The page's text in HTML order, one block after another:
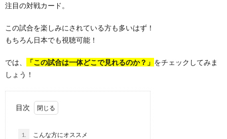
注目の対戦カード。
この試合を楽しみにされている方も多いはず！
もちろん日本でも視聴可能！
では、 「この試合は一体どこで見れるのか？」 をチェックしてみま
しょう！
目次
1. こんな方にオススメ